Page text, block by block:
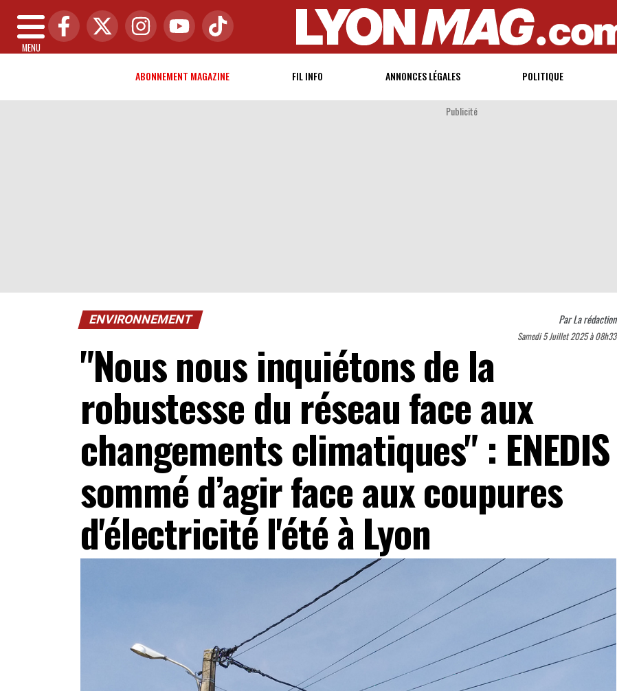
MENU
ABONNEMENT MAGAZINE FIL INFO ANNONCES LÉGALES POLITIQUE
Publicité
ENVIRONNEMENT ParLa rédaction
Samedi 5 Juillet 2025 à 08h33
"Nous nous inquiétons de la
robustesse du réseau face aux
changements climatiques" : ENEDIS
sommé d’agir face aux coupures
d'électricité l'été à Lyon